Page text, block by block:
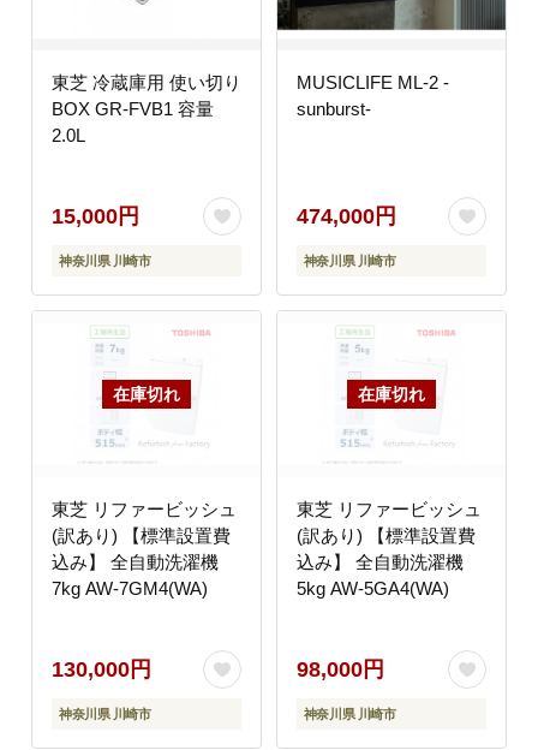
東芝 冷蔵庫用 使い切り
BOX GR-FVB1 容量
2.0L
15,000円
神奈川県 川崎市
MUSICLIFE ML-2 -
sunburst-
474,000円
神奈川県 川崎市
東芝 リファービッシュ
(訳あり) 【標準設置費
込み】 全自動洗濯機
7kg AW-7GM4(WA)
130,000円
神奈川県 川崎市
東芝 リファービッシュ
(訳あり) 【標準設置費
込み】 全自動洗濯機
5kg AW-5GA4(WA)
98,000円
神奈川県 川崎市